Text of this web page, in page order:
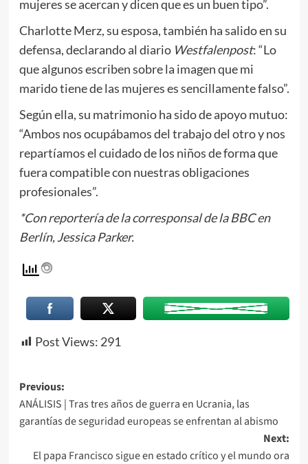
mujeres se acercan y dicen que es un buen tipo”.
Charlotte Merz, su esposa, también ha salido en su
defensa, declarando al diario Westfalenpost: “Lo
que algunos escriben sobre la imagen que mi
marido tiene de las mujeres es sencillamente falso”.
Según ella, su matrimonio ha sido de apoyo mutuo:
“Ambos nos ocupábamos del trabajo del otro y nos
repartíamos el cuidado de los niños de forma que
fuera compatible con nuestras obligaciones
profesionales”.
*Con reportería de la corresponsal de la BBC en
Berlín, Jessica Parker.
Post Views: 291
Previous:
ANÁLISIS | Tras tres años de guerra en Ucrania, las
garantías de seguridad europeas se enfrentan al abismo
Next:
El papa Francisco sigue en estado crítico y el mundo ora